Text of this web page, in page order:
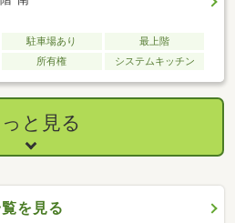
駐車場あり
最上階
所有権 システムキッチン
っと見る
を見る